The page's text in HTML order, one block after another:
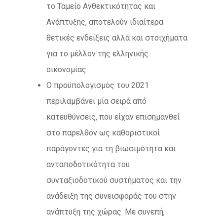
το Ταμείο Ανθεκτικότητας και
Ανάπτυξης, αποτελούν ιδιαίτερα
θετικές ενδείξεις αλλά και στοιχήματα
για το μέλλον της ελληνικής
οικονομίας.
Ο προϋπολογισμός του 2021
περιλαμβάνει μία σειρά από
κατευθύνσεις, που είχαν επισημανθεί
στο παρελθόν ως καθοριστικοί
παράγοντες για τη βιωσιμότητα και
ανταποδοτικότητα του
συνταξιοδοτικού συστήματος και την
ανάδειξη της συνεισφοράς του στην
ανάπτυξη της χώρας. Με συνεπή,